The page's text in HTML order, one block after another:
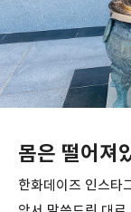
몸은 떨어져
한화데이즈 인스타